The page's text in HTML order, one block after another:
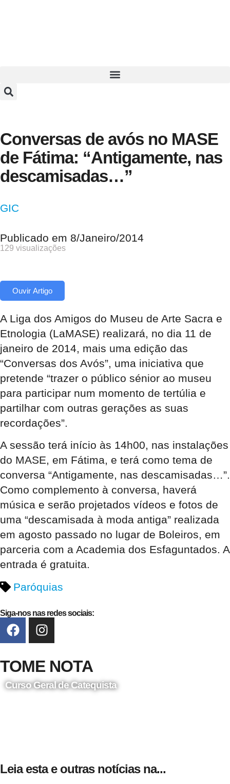
Conversas de avós no MASE
de Fátima: “Antigamente, nas
descamisadas…”
GIC
Publicado em 8/Janeiro/2014
129 visualizações
Ouvir Artigo
A Liga dos Amigos do Museu de Arte Sacra e
Etnologia (LaMASE) realizará, no dia 11 de
janeiro de 2014, mais uma edição das
“Conversas dos Avós”, uma iniciativa que
pretende “trazer o público sénior ao museu
para participar num momento de tertúlia e
partilhar com outras gerações as suas
recordações”.
A sessão terá início às 14h00, nas instalações
do MASE, em Fátima, e terá como tema de
conversa “Antigamente, nas descamisadas…”.
Como complemento à conversa, haverá
música e serão projetados vídeos e fotos de
uma “descamisada à moda antiga” realizada
em agosto passado no lugar de Boleiros, em
parceria com a Academia dos Esfaguntados. A
entrada é gratuita.
Paróquias
Siga-nos nas redes sociais:
TOME NOTA
Curso Geral de Catequista
Leia esta e outras notícias na...